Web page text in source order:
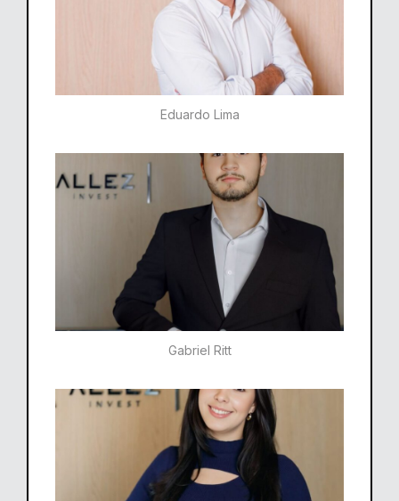
Eduardo Lima
Gabriel Ritt